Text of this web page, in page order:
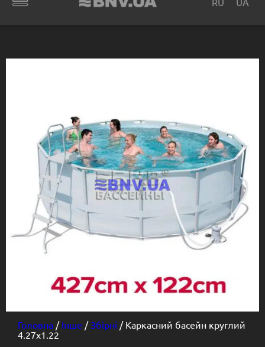
Головна / Інше /Збірні / Каркасний басейн круглий
4.27х1.22